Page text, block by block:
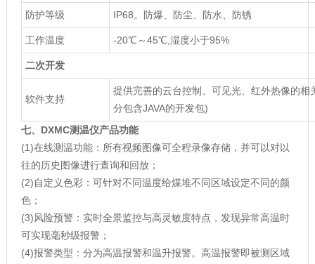
防护等级 IP68。防爆、防尘、防水、防锈
工作温度 -20℃～45℃,湿度小于95%
二次开发
软件支持
提供完善的云台控制、可见光、红外热像的相
分包含JAVA的开发包)
七、 DXMC测温仪产品功能
(1)在线测温功能：所有视频图像可全程录像存储，并可以对以
往的历史图像进行查询和回放；
(2)自定义色彩：可针对不同温度给煤堆不同区域设定不同的颜
色；
(3)风险预警：实时全景监控与高灵敏度特点，发现异常高温时
可实现毫秒级报警；
(4)报警类型：分为高温报警和温升报警。高温报警即被测区域